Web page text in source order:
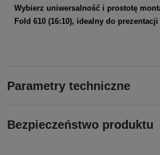
Wybierz uniwersalność i prostotę
Fold 610 (16:10), idealny do
Parametry techniczne
Bezpieczeństwo produktu